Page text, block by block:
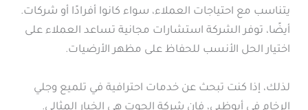
يتناسب مع احتياجات العملاء، سواء كانوا أفرادًا أو شركات.
أيضًا، توفر الشركة استشارات مجانية تساعد العملاء على
اختيار الحل الأنسب للحفاظ على مظهر الأرضيات.
لذلك، إذا كنت تبحث عن خدمات احترافية في تلميع وجلي
الرخام في أبوظبي، فإن شركة الحوت هي الخيار المثالي.